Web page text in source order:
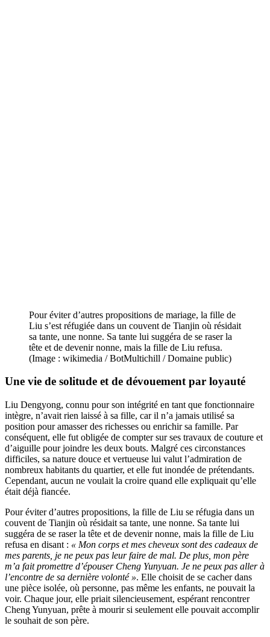
Pour éviter d’autres propositions de mariage, la fille de
Liu s’est réfugiée dans un couvent de Tianjin où résidait
sa tante, une nonne. Sa tante lui suggéra de se raser la
tête et de devenir nonne, mais la fille de Liu refusa.
(Image : wikimedia / BotMultichill / Domaine public)
Une vie de solitude et de dévouement par loyauté
Liu Dengyong, connu pour son intégrité en tant que fonctionnaire
intègre, n’avait rien laissé à sa fille, car il n’a jamais utilisé sa
position pour amasser des richesses ou enrichir sa famille. Par
conséquent, elle fut obligée de compter sur ses travaux de couture et
d’aiguille pour joindre les deux bouts. Malgré ces circonstances
difficiles, sa nature douce et vertueuse lui valut l’admiration de
nombreux habitants du quartier, et elle fut inondée de prétendants.
Cependant, aucun ne voulait la croire quand elle expliquait qu’elle
était déjà fiancée.
Pour éviter d’autres propositions, la fille de Liu se réfugia dans un
couvent de Tianjin où résidait sa tante, une nonne. Sa tante lui
suggéra de se raser la tête et de devenir nonne, mais la fille de Liu
refusa en disant : « Mon corps et mes cheveux sont des cadeaux de
mes parents, je ne peux pas leur faire de mal. De plus, mon père
m’a fait promettre d’épouser Cheng Yunyuan. Je ne peux pas aller à
l’encontre de sa dernière volonté ». Elle choisit de se cacher dans
une pièce isolée, où personne, pas même les enfants, ne pouvait la
voir. Chaque jour, elle priait silencieusement, espérant rencontrer
Cheng Yunyuan, prête à mourir si seulement elle pouvait accomplir
le souhait de son père.